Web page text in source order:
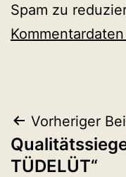
Spam zu
Vorheriger
TÜDELÜT“